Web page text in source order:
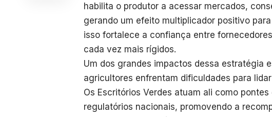
habilita o produtor a acessar mercados,
gerando um efeito multiplicador positivo
isso fortalece a confiança entre
cada vez mais rígidos.
Um dos grandes impactos dessa estratégia
agricultores enfrentam dificuldades para
Os Escritórios Verdes atuam ali como
regulatórios nacionais, promovendo a